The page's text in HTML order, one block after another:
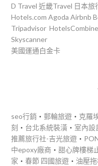
D Travel 近畿Travel 日本旅
Hotels.com Agoda Airbnb
Tripadvisor
Skyscanner
美國運通白金卡
seo行銷 ‧郵輪旅遊 ‧ 克羅
刻 ‧ 台北系統裝潢 ‧ 室內設
推薦旅行社-吉光旅遊 ‧
中epoxy廠商 ‧甜心牌樓梯
家 ‧春節 四國旅遊 ‧ 油壓